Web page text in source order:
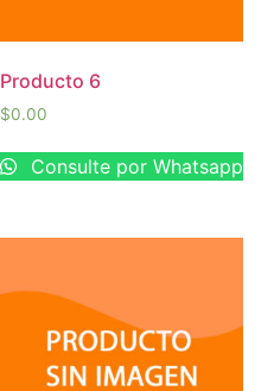
Producto 6
$0.00
Consulte por Whatsapp